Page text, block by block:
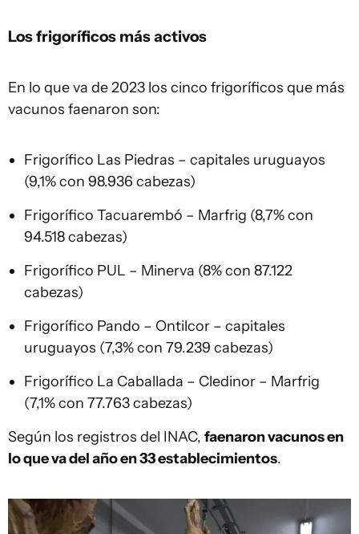
Los frigoríficos más activos
En lo que va de 2023 los cinco frigoríficos que más
vacunos faenaron son:
Frigorífico Las Piedras – capitales uruguayos
(9,1% con 98.936 cabezas)
Frigorífico Tacuarembó – Marfrig (8,7% con
94.518 cabezas)
Frigorífico PUL – Minerva (8% con 87.122
cabezas)
Frigorífico Pando – Ontilcor – capitales
uruguayos (7,3% con 79.239 cabezas)
Frigorífico La Caballada – Cledinor – Marfrig
(7,1% con 77.763 cabezas)
Según los registros del INAC, faenaron vacunos en
lo que va del año en 33 establecimientos.